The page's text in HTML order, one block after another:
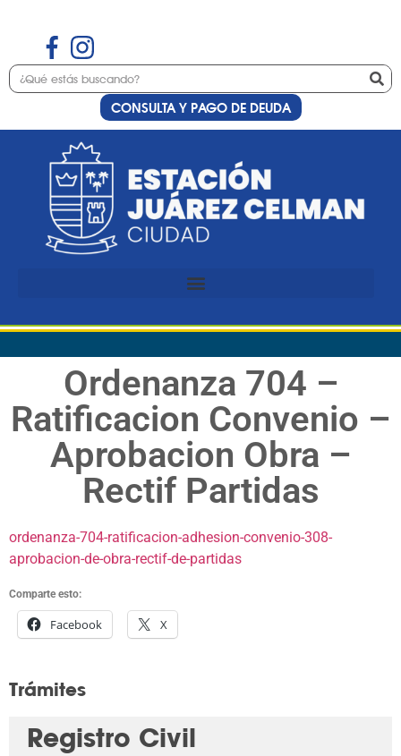
CONSULTA Y PAGO DE DEUDA
Ordenanza 704 –
Ratificacion Convenio –
Aprobacion Obra –
Rectif Partidas
ordenanza-704-ratificacion-adhesion-convenio-308-
aprobacion-de-obra-rectif-de-partidas
Comparte esto:
Facebook X
Trámites
Registro Civil